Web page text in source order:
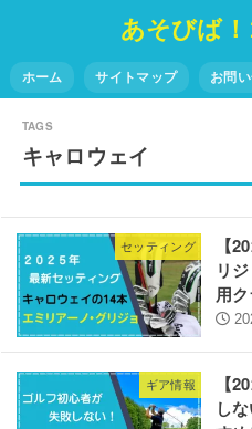
あそびば
ホーム サイトマップ お問
キャロウェイ
セッティング
【
リ
用
ギア情報
【
し